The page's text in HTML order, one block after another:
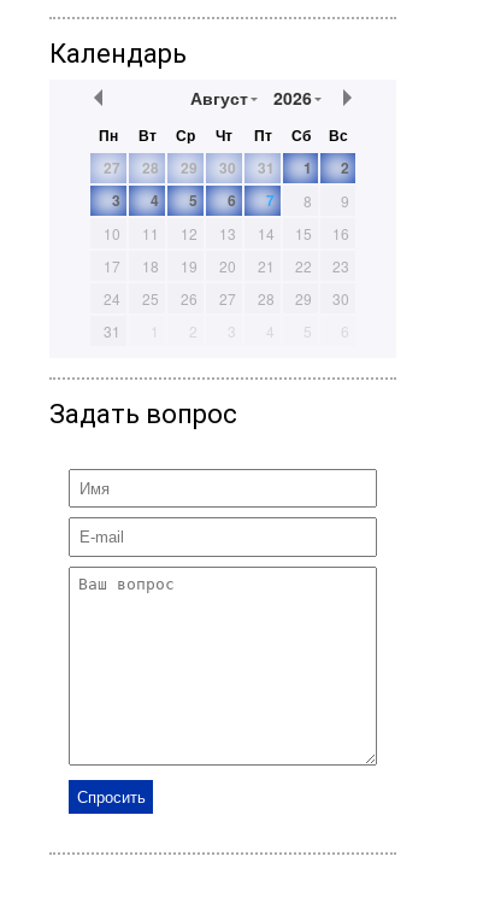
Календарь
Август 2026
Пн Вт Ср Чт Пт Сб
Вс
27
28 29 30 31 1
2
3
4 5 6 7 8
9
10
11 12 13 14 15
16
17
18 19 20 21 22
23
24
25 26 27 28 29
30
31
1 2 3 4 5 6
Задать вопрос